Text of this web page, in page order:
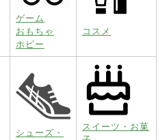
ゲーム
おもちゃ
ホビー
コスメ
シューズ・
スイーツ・お菓